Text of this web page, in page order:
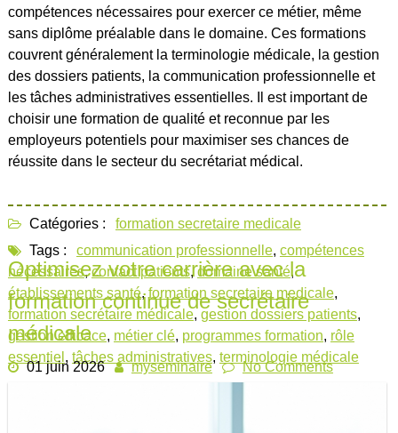
compétences nécessaires pour exercer ce métier, même
sans diplôme préalable dans le domaine. Ces formations
couvrent généralement la terminologie médicale, la gestion
des dossiers patients, la communication professionnelle et
les tâches administratives essentielles. Il est important de
choisir une formation de qualité et reconnue par les
employeurs potentiels pour maximiser ses chances de
réussite dans le secteur du secrétariat médical.
Catégories :
formation secretaire medicale
Tags :
communication professionnelle, compétences
nécessaires,contact patients,domaine santé,
établissements santé,formation secretaire medicale,
formation secrétaire médicale, gestion dossiers patients,
gestion efficace, métier clé, programmes formation, rôle
essentiel , tâches administratives, terminologie médicale
Optimisez votre carrière avec la
formation continue de secrétaire
médicale
01 juin 2026 myseminaire No Comments